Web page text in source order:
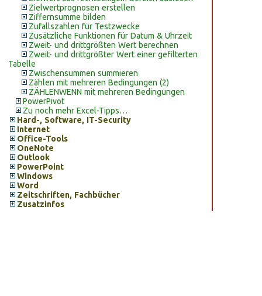
Zielwertprognosen erstellen
Ziffernsumme bilden
Zufallszahlen für Testzwecke
Zusätzliche Funktionen für Datum & Uhrzeit
Zweit- und drittgrößten Wert berechnen
Zweit- und drittgrößter Wert einer gefilterten
Tabelle
Zwischensummen summieren
Zählen mit mehreren Bedingungen (2)
ZÄHLENWENN mit mehreren Bedingungen
PowerPivot
Zu noch mehr Excel-Tipps…
Hard-, Software, IT-Security
Internet
Office-Tools
OneNote
Outlook
PowerPoint
Windows
Word
Zeitschriften, Fachbücher
Zusatzinfos